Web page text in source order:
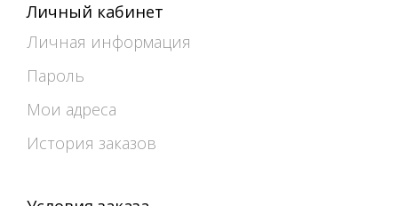
Личный кабинет
Личная информация
Пароль
Мои адреса
История заказов